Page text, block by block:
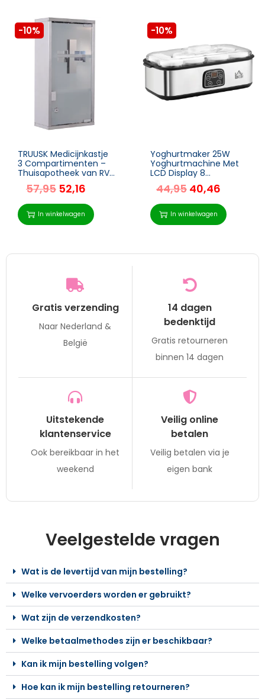
-10%
TRUUSK Medicijnkastje
3 Compartimenten –
Thuisapotheek van RVS
– 25 x 12 x 48 cm –
Voor Thuisgebruik –
Stijlvol en Functioneel
57,95 52,16
In winkelwagen
-10%
Yoghurtmaker 25W
Yoghurtmachine Met
LCD Display 8
Yoghurtpotten Met
Glazen Deksel 180ml
Instelbare
Temperatuur En Tijd
PC PP Kunststof RVS
44,95 40,46
In winkelwagen
Gratis verzending
Naar Nederland &
België
14 dagen
bedenktijd
Gratis retourneren
binnen 14 dagen
Uitstekende
klantenservice
Ook bereikbaar in het
weekend
Veilig online
betalen
Veilig betalen via je
eigen bank
Veelgestelde vragen
Wat is de levertijd van mijn bestelling?
Welke vervoerders worden er gebruikt?
Wat zijn de verzendkosten?
Welke betaalmethodes zijn er beschikbaar?
Kan ik mijn bestelling volgen?
Hoe kan ik mijn bestelling retourneren?